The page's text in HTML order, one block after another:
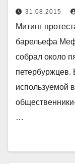
31.08.2015
Митинг
барельефа
собрал около
петербуржцев.
используемой
…